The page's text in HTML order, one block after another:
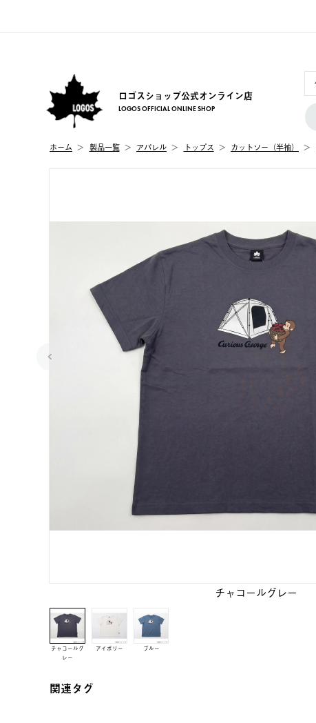
ロゴスショップ公式オンライン店
LOGOS OFFICIAL ONLINE SHOP
ホーム 製品⼀覧 アパレル トップス カットソー（半袖）
チャコールグレー
チャコールグ
レー
アイボリー ブルー
関連タグ